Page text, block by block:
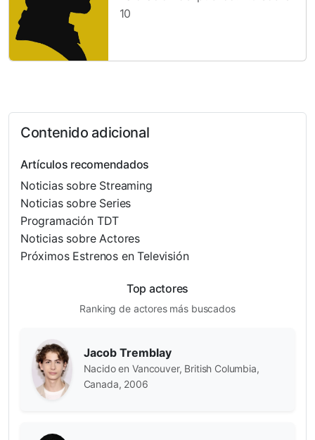
10
Contenido adicional
Artículos recomendados
Noticias sobre Streaming
Noticias sobre Series
Programación TDT
Noticias sobre Actores
Próximos Estrenos en Televisión
Top actores
Ranking de actores más buscados
Jacob Tremblay
Nacido en Vancouver, British Columbia,
Canada, 2006